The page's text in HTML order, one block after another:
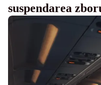
suspendarea